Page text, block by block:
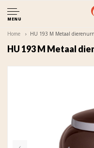
MENU
Home HU 193 M Metaal
HU 193 M Metaal